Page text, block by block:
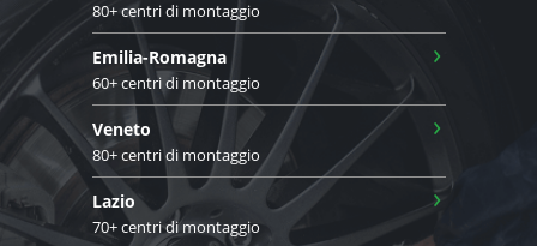
80+ centri di montaggio
Emilia-Romagna
60+ centri di montaggio
›
Veneto
80+ centri di montaggio
›
Lazio
70+ centri di montaggio
›